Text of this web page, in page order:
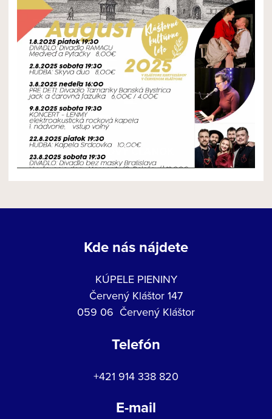
NOVÝ ČLÁNOK
Kde nás nájdete
KÚPELE PIENINY
Červený Kláštor 147
059 06 Červený Kláštor
Telefón
+421 914 338 820
E-mail